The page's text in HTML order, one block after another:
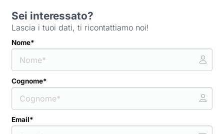
Sei interessato?
Lascia i tuoi dati, ti ricontattiamo noi!
Nome*
Cognome*
Email*